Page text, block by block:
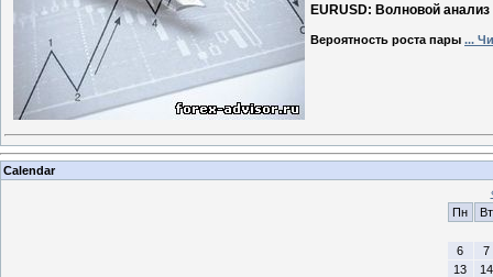
EURUSD: Волновой анализ
Вероятность роста пары ...
Calendar
Пн
Вт
6
7
13
14